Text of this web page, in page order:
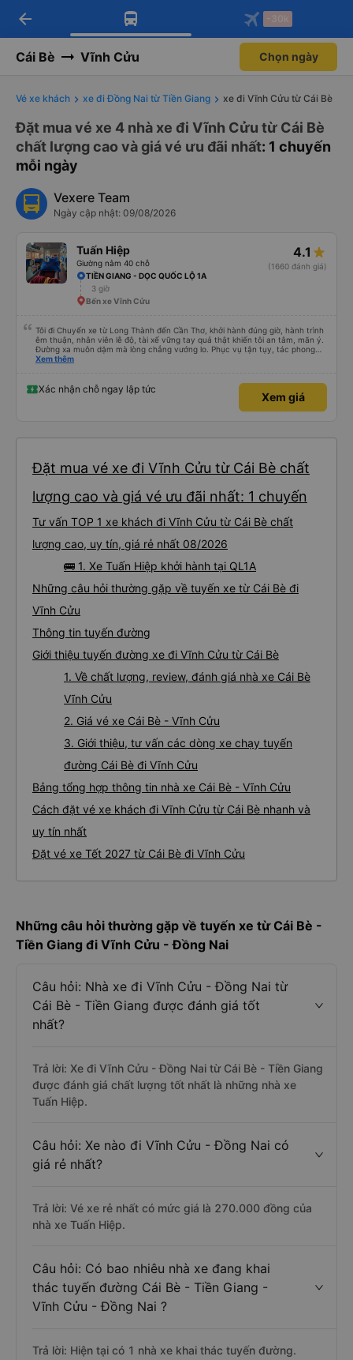
Tải app Vexere ngay!
Nhận ưu đãi thành viên độc
Mở app
Tải app Vexere
-30k/ghế khi đặt vé máy bay qua
Mở app
arrow_back -30k
Cái Bè Vĩnh Cửu Chọn ngày
Vé xe khách xe đi Đồng Nai từ Tiền Giang xe đi Vĩnh Cửu từ Cái Bè
Đặt mua vé xe 4 nhà xe đi Vĩnh Cửu từ Cái Bè
chất lượng cao và giá vé ưu đãi nhất: 1 chuyến
mỗi ngày
Vexere Team
Ngày cập nhật: 09/08/2026
Tuấn Hiệp
Giường nằm 40 chỗ
4.1
(1660 đánh giá)
TIỀN GIANG - DỌC QUỐC LỘ 1A
3 giờ
Bến xe Vĩnh Cửu
Tôi đi Chuyến xe từ Long Thành đến Cần Thơ, khởi hành đúng giờ, hành trình
êm thuận, nhân viên lễ độ, tài xế vững tay quả thật khiến tôi an tâm, mãn ý.
Đường xa muôn dặm mà lòng chẳng vướng lo. Phục vụ tận tụy, tác phong
nghiêm cẩn, hiếm thấy giữa thời buổi kim tiền vội vã. Xã hội loạn đạo. Xin gửi
Xem thêm
Xác nhận chỗ ngay lập tức
Xem giá
Đặt mua vé xe đi Vĩnh Cửu từ Cái Bè chất
lượng cao và giá vé ưu đãi nhất: 1 chuyến
Tư vấn TOP 1 xe khách đi Vĩnh Cửu từ Cái Bè chất
lượng cao, uy tín, giá rẻ nhất 08/2026
🚌 1. Xe Tuấn Hiệp khởi hành tại QL1A
Những câu hỏi thường gặp về tuyến xe từ Cái Bè đi
Vĩnh Cửu
Thông tin tuyến đường
Giới thiệu tuyến đường xe đi Vĩnh Cửu từ Cái Bè
1. Về chất lượng, review, đánh giá nhà xe Cái Bè
Vĩnh Cửu
2. Giá vé xe Cái Bè - Vĩnh Cửu
3. Giới thiệu, tư vấn các dòng xe chạy tuyến
đường Cái Bè đi Vĩnh Cửu
Bảng tổng hợp thông tin nhà xe Cái Bè - Vĩnh Cửu
Cách đặt vé xe khách đi Vĩnh Cửu từ Cái Bè nhanh và
uy tín nhất
Đặt vé xe Tết 2027 từ Cái Bè đi Vĩnh Cửu
Những câu hỏi thường gặp về tuyến xe từ Cái Bè -
Tiền Giang đi Vĩnh Cửu - Đồng Nai
Câu hỏi: Nhà xe đi Vĩnh Cửu - Đồng Nai từ
Cái Bè - Tiền Giang được đánh giá tốt
nhất?
Trả lời: Xe đi Vĩnh Cửu - Đồng Nai từ Cái Bè - Tiền Giang
được đánh giá chất lượng tốt nhất là những nhà xe
Tuấn Hiệp.
Câu hỏi: Xe nào đi Vĩnh Cửu - Đồng Nai có
giá rẻ nhất?
Trả lời: Vé xe rẻ nhất có mức giá là 270.000 đồng của
nhà xe Tuấn Hiệp.
Câu hỏi: Có bao nhiêu nhà xe đang khai
thác tuyến đường Cái Bè - Tiền Giang -
Vĩnh Cửu - Đồng Nai ?
Trả lời: Hiện tại có 1 nhà xe khai thác tuyến đường.